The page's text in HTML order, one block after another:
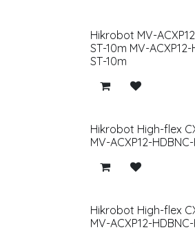
Hikrobot MV-
ST-10m MV-
ST-10m
Hikrobot High-flex
MV-ACXP12-
Hikrobot High-flex
MV-ACXP12-